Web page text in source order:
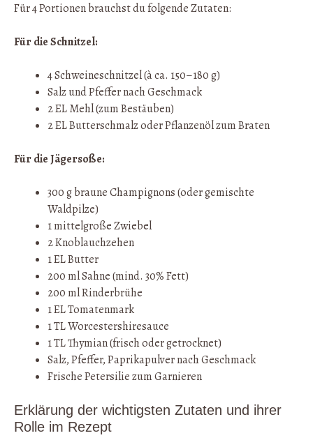
Für 4 Portionen brauchst du folgende Zutaten:
Für die Schnitzel:
4 Schweineschnitzel (à ca. 150–180 g)
Salz und Pfeffer nach Geschmack
2 EL Mehl (zum Bestäuben)
2 EL Butterschmalz oder Pflanzenöl zum Braten
Für die Jägersoße:
300 g braune Champignons (oder gemischte
Waldpilze)
1 mittelgroße Zwiebel
2 Knoblauchzehen
1 EL Butter
200 ml Sahne (mind. 30% Fett)
200 ml Rinderbrühe
1 EL Tomatenmark
1 TL Worcestershiresauce
1 TL Thymian (frisch oder getrocknet)
Salz, Pfeffer, Paprikapulver nach Geschmack
Frische Petersilie zum Garnieren
Erklärung der wichtigsten Zutaten und ihrer
Rolle im Rezept